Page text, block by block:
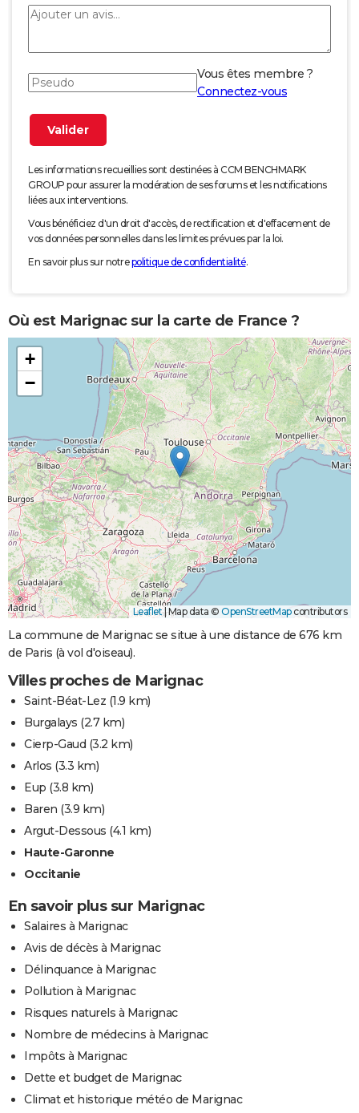
Vous êtes membre ?
Connectez-vous
Les informations recueillies sont destinées à CCM BENCHMARK
GROUP pour assurer la modération de ses forums et les notifications
liées aux interventions.
Vous bénéficiez d'un droit d'accès, de rectification et d'effacement de
vos données personnelles dans les limites prévues par la loi.
En savoir plus sur notrepolitique de confidentialité.
Où est Marignac sur la carte de France ?
+
−
Leaflet|Map data © OpenStreetMapcontributors
La commune de Marignac se situe à une distance de 676 km
de Paris (à vol d'oiseau).
Villes proches de Marignac
Saint-Béat-Lez (1.9 km)
Burgalays (2.7 km)
Cierp-Gaud (3.2 km)
Arlos (3.3 km)
Eup (3.8 km)
Baren (3.9 km)
Argut-Dessous (4.1 km)
Haute-Garonne
Occitanie
En savoir plus sur Marignac
Salaires à Marignac
Avis de décès à Marignac
Délinquance à Marignac
Pollution à Marignac
Risques naturels à Marignac
Nombre de médecins à Marignac
Impôts à Marignac
Dette et budget de Marignac
Climat et historique météo de Marignac